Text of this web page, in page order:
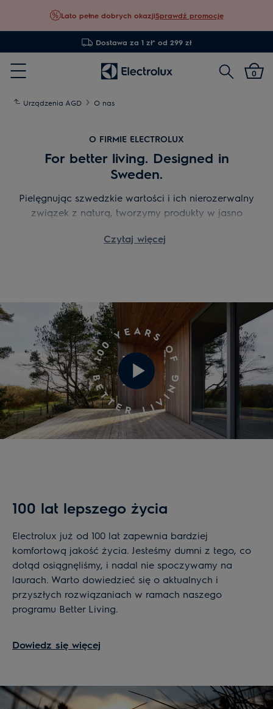
Lato pełne dobrych okazjiSprawdź promocję
Dostawa za 1 zł* od 299 zł
Menu
Szukaj 0
Urządzenia AGD O nas
O FIRMIE ELECTROLUX
For better living. Designed in
Sweden.
Pielęgnując szwedzkie wartości i ich nierozerwalny
związek z naturą, tworzymy produkty w jasno
pokolenia, staramy się działać, zabiegając o
ubioru i wygodę w domu. Pomagamy ludziom żyć
lepiej i bardziej twórczo.
Czytaj więcej
100 lat lepszego życia
Electrolux już od 100 lat zapewnia bardziej
komfortową jakość życia. Jesteśmy dumni z tego, co
dotąd osiągnęliśmy, i nadal nie spoczywamy na
laurach. Warto dowiedzieć się o aktualnych i
przyszłych rozwiązaniach w ramach naszego
programu Better Living.
Dowiedz się więcej